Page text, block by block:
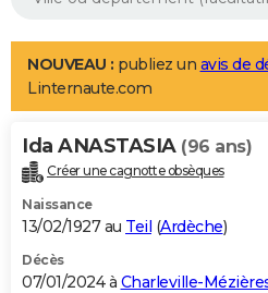
Aménagement intérieur
LIFESTYLE
Art de vivre
Bien-être
Loisirs
Mode
Modes de vie
Alimentation
Guide de la santé
Maladies
Médicaments
Sommeil
VOYAGE
Destinations
City break
Voyage nature
Voyage de noces
Forum
Climat
+PHOTO
GUIDES D'ACHAT
BONS PLANS
NOUVEAU : publiez un avis de
Linternaute.com
Ida ANASTASIA (96 ans)
Créer une cagnotte obsèques
Naissance
13/02/1927 au Teil (Ardèche)
Décès
07/01/2024 à Charleville-